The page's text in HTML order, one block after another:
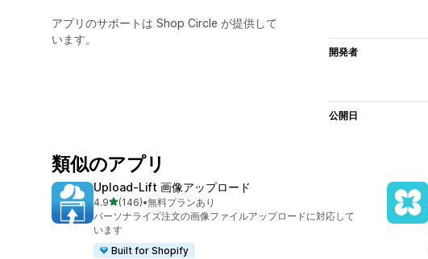
アプリのサポートは Shop Circle が提供して
います。
開発者
公開日
類似のアプリ
Upload‑Lift 画像アップロード
4.95つ星中
(146)
合計レビュー数：146件
•無料プランあり
パーソナライズ注文の画像ファイルアップロードに対応して
います
Built for Shopify